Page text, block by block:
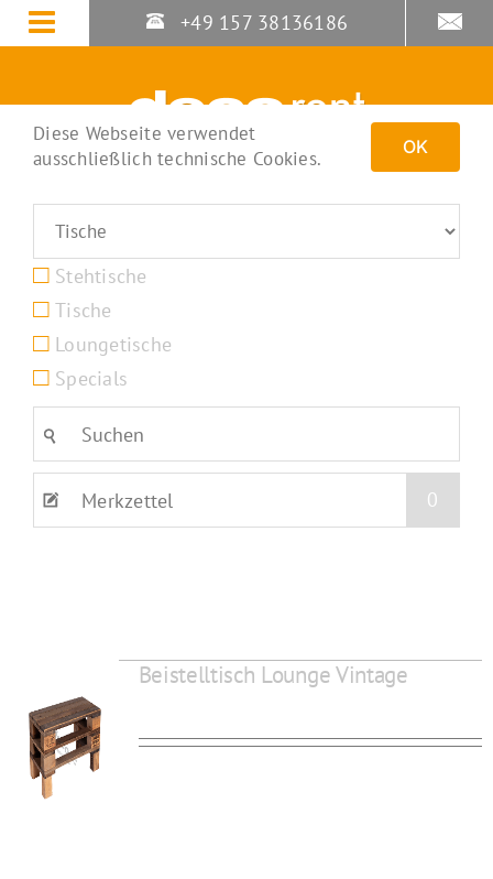
Zum
Inhalt
+49 157 38136186
Stehtische
Tische
Loungetische
Specials
Merkzettel 0
Beistelltisch Lounge Vintage
Diese Webseite verwendet
ausschließlich technische Cookies.
OK